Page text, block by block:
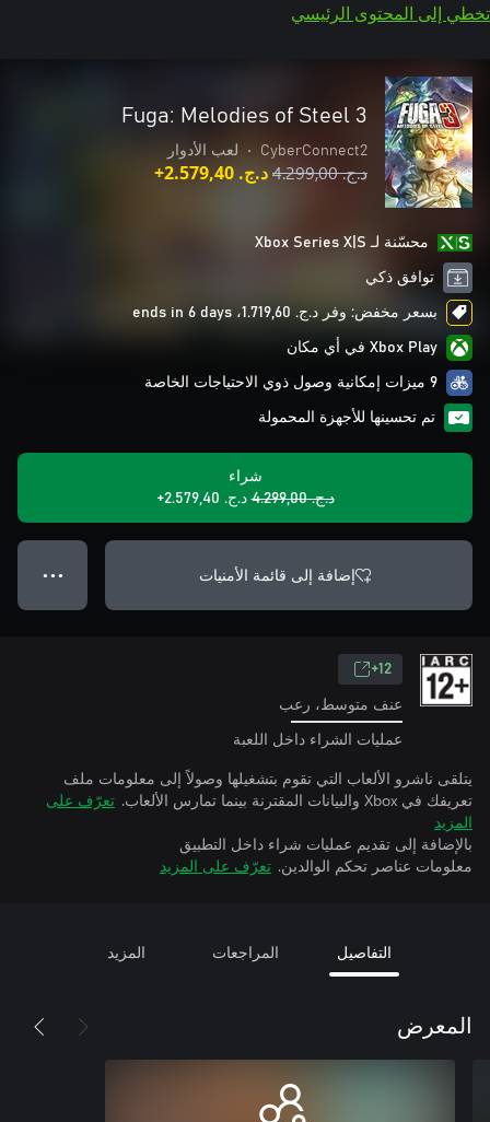
تخطي إلى المحتوى الرئيسي
Fuga: Melodies of Steel 3
CyberConnect2
• لعب الأدوار
د.ج.‏ 4.299,00 د.ج.‏ 2.579,40+
محسّنة لـ Xbox Series X|S
توافق ذكي
بسعر مخفض: وفر د.ج.‏ 1.719,60، ends in 6 days
Xbox Play في أي مكان
9 ميزات إمكانية وصول ذوي الاحتياجات الخاصة
تم تحسينها للأجهزة المحمولة
شراء
د.ج.‏ 4.299,00
د.ج.‏ 2.579,40+
إضافة إلى قائمة الأمنيات ● ● ●
12+
عنف متوسط، رعب
عمليات الشراء داخل اللعبة
يتلقى ناشرو الألعاب التي تقوم بتشغيلها وصولاً إلى معلومات ملف
تعريفك في Xbox والبيانات المقترنة بينما تمارس الألعاب.
تعرّف على
المزيد
بالإضافة إلى تقديم عمليات شراء داخل التطبيق
معلومات عناصر تحكم الوالدين. تعرّف على المزيد
التفاصيل المراجعات المزيد
المعرض